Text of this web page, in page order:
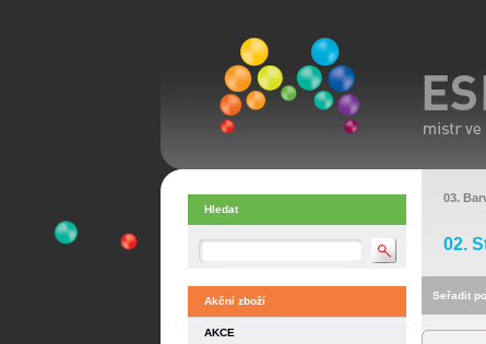
Hledat
Akční zboží
AKCE
03.
02.
Seřadit